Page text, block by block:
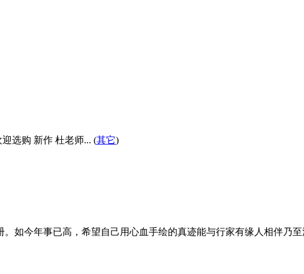
选购 新作 杜老师... (其它)
如今年事已高，希望自己用心血手绘的真迹能与行家有缘人相伴乃